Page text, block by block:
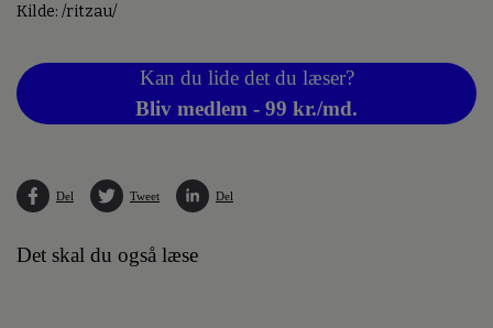
Kilde: /ritzau/
Kan du lide det du læser?
Bliv medlem - 99 kr./md.
Del Tweet Del
Det skal du også læse